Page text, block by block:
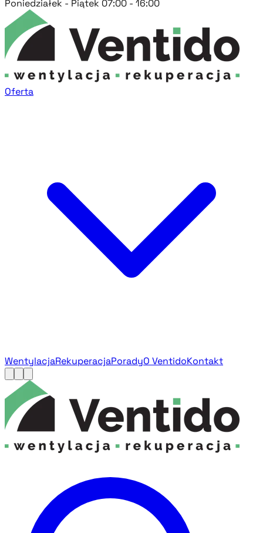
Poniedziałek - Piątek 07:00 - 16:00
Oferta
WentylacjaRekuperacjaPoradyO VentidoKontakt